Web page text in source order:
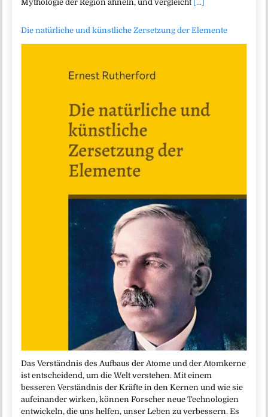
Mythologie der Region ähneln, und vergleicht [...]
Die natürliche und künstliche Zersetzung der Elemente
Das Verständnis des Aufbaus der Atome und der Atomkerne
ist entscheidend, um die Welt verstehen. Mit einem
besseren Verständnis der Kräfte in den Kernen und wie sie
aufeinander wirken, können Forscher neue Technologien
entwickeln, die uns helfen, unser Leben zu verbessern. Es